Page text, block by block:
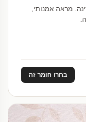
מראה אמנותי,
בחרו חומר זה